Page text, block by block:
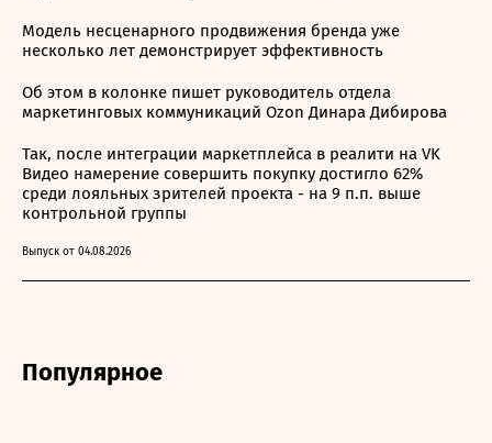
Модель несценарного продвижения бренда уже
несколько лет демонстрирует эффективность
Об этом в колонке пишет руководитель отдела
маркетинговых коммуникаций Ozon Динара Дибирова
Так, после интеграции маркетплейса в реалити на VK
Видео намерение совершить покупку достигло 62%
среди лояльных зрителей проекта - на 9 п.п. выше
контрольной группы
Выпуск от 04.08.2026
Популярное